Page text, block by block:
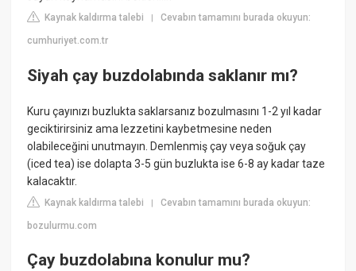
Kaynak kaldırma talebi |Cevabın tamamını burada okuyun:
cumhuriyet.com.tr
Siyah çay buzdolabında saklanır mı?
Kuru çayınızı buzlukta saklarsanız bozulmasını 1-2 yıl kadar
geciktirirsiniz ama lezzetini kaybetmesine neden
olabileceğini unutmayın. Demlenmiş çay veya soğuk çay
(iced tea) ise dolapta 3-5 gün buzlukta ise 6-8 ay kadar taze
kalacaktır.
Kaynak kaldırma talebi |Cevabın tamamını burada okuyun:
bozulurmu.com
Çay buzdolabına konulur mu?